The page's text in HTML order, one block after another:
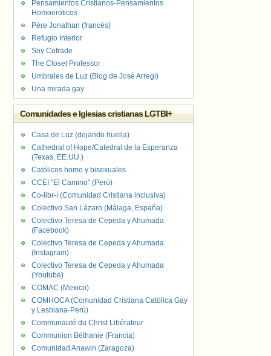
Pensamientos Cristianos-Pensamientos
Homoeróticos
Père Jonathan (francés)
Refugio Interior
Soy Cofrade
The Closet Professor
Umbrales de Luz (Blog de José Arregi)
Una mirada gay
Comunidades e Iglesias cristianas LGTBI+
Casa de Luz (dejando huella)
Cathedral of Hope/Catedral de la Esperanza
(Texas, EE.UU.)
Católicos homo y bisexuales
CCEI "El Camino" (Perú)
Co-libr-í (Comunidad Cristiana inclusiva)
Colectivo San Lázaro (Málaga, España)
Colectivo Teresa de Cepeda y Ahumada
(Facebook)
Colectivo Teresa de Cepeda y Ahumada
(Instagram)
Colectivo Teresa de Cepeda y Ahumada
(Youtube)
COMAC (Mexico)
COMHOCA (Comunidad Cristiana Católica Gay
y Lesbiana-Perú)
Communauté du Christ Libérateur
Communion Béthanie (Francia)
Comunidad Anawin (Zaragoza)